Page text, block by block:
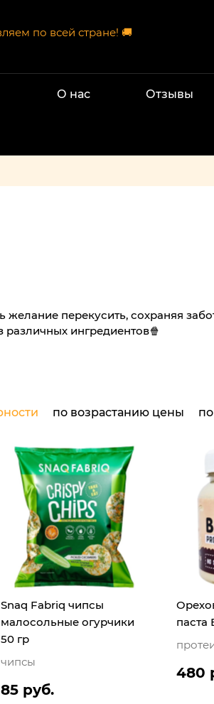
по всей стране! 🚚
О нас Отзывы
перекусить, сохраняя
ингредиентов🍿
по возрастанию цены
Snaq Fabriq чипсы
малосольные огурчики
50 гр
чипсы
85 руб.
паста
480